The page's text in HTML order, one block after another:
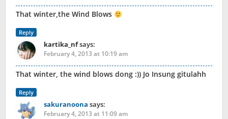
That winter,the Wind Blows
Reply
kartika_nfsays:
February 4, 2013 at 10:19 am
That winter, the wind blows dong :)) Jo Insung gitulahh
Reply
sakuranoona says:
February 4, 2013 at 11:09 am